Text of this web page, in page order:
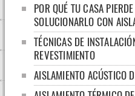
POR QUÉ TU CASA
SOLUCIONARLO CON
TÉCNICAS DE
REVESTIMIENTO
AISLAMIENTO ACÚSTICO